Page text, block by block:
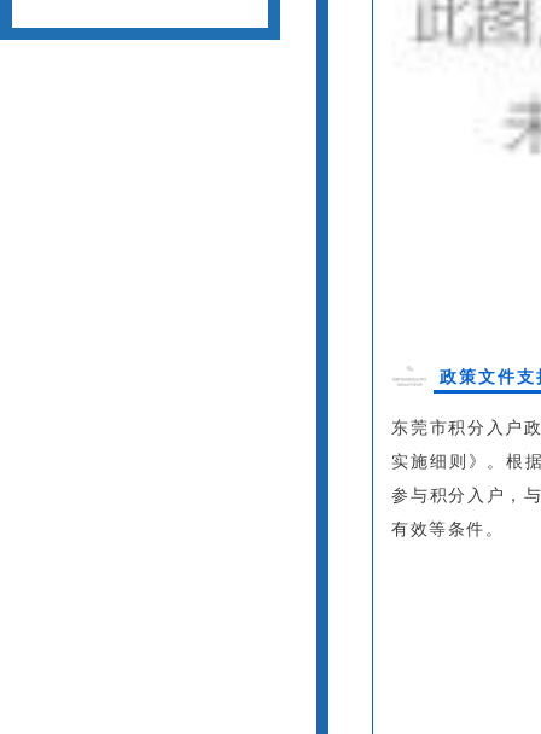
政策文件支
东莞市积分入户
实施细则》。根
参与积分入户，
有效等条件。